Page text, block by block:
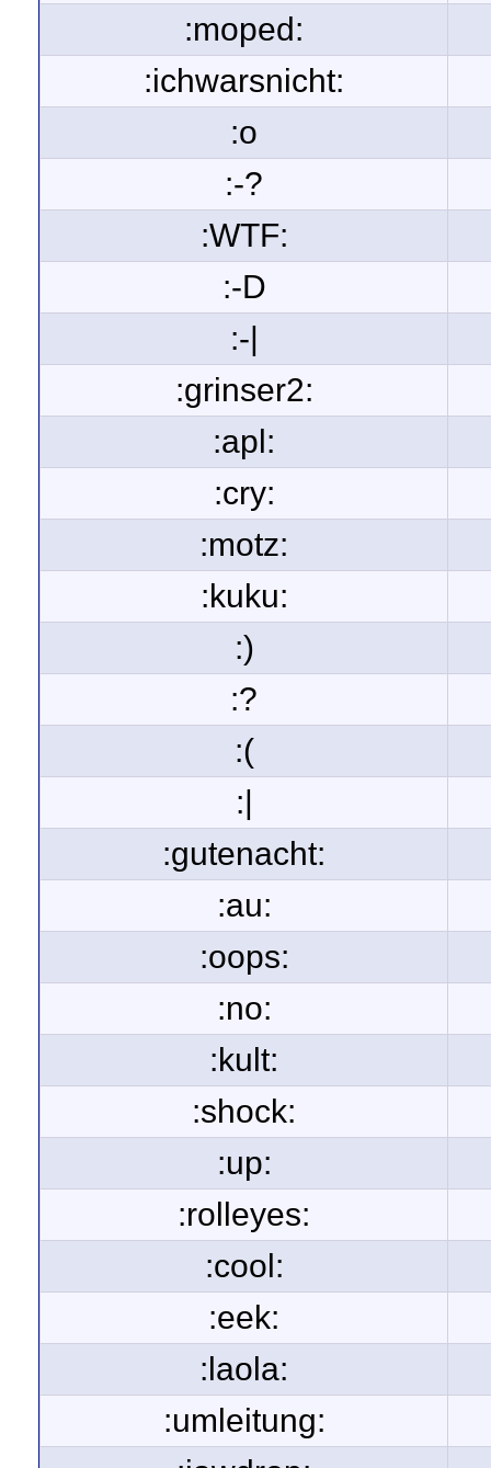
:moped:
:ichwarsnicht:
:o
:-?
:WTF:
:-D
:-|
:grinser2:
:apl:
:cry:
:motz:
:kuku:
:)
:?
:(
:|
:gutenacht:
:au:
:oops:
:no:
:kult:
:shock:
:up:
:rolleyes:
:cool:
:eek:
:laola:
:umleitung: